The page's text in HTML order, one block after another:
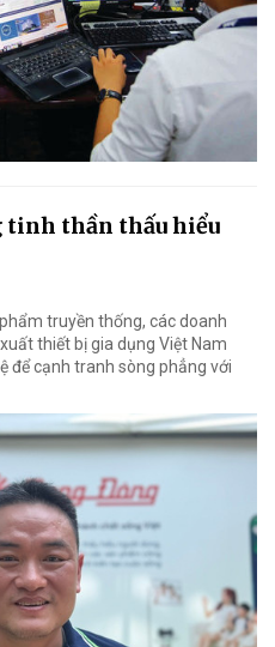
tinh thần thấu hiểu
truyền thống, các doanh
thiết bị gia dụng Việt Nam
để cạnh tranh sòng phẳng với